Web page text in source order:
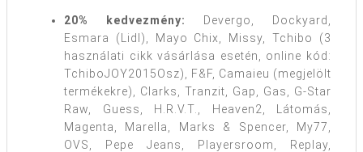
20% kedvezmény:
Devergo, Dockyard,
Esmara (Lidl), Mayo Chix, Missy, Tchibo (3
használati cikk vásárlása esetén, online kód:
TchiboJOY2015Osz), F&F, Camaieu (megjelölt
termékekre), Clarks, Tranzit, Gap, Gas, G-Star
Raw, Guess, H.R.V.T., Heaven2, Látomás,
Magenta, Marella, Marks & Spencer, My77,
OVS, Pepe Jeans, Playersroom, Replay,